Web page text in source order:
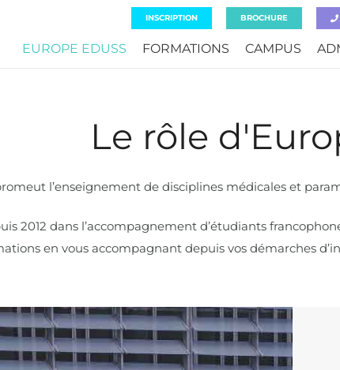
INSCRIPTION BROCHURE
EUROPE EDUSS FORMATIONS CAMPUS
Le rôle
l’enseignement de disciplines médicales et
2012 dans l’accompagnement d’étudiants
en vous accompagnant depuis vos démarches